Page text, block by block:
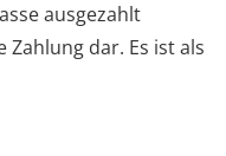
ausgezahlt
dar. Es ist als